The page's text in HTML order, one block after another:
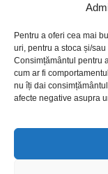
Pentru a oferi cea mai
uri, pentru a stoca și/
Consimțământul pentru
cum ar fi
nu îți dai
afecte negative asupra
Contact
Politica de
Politică